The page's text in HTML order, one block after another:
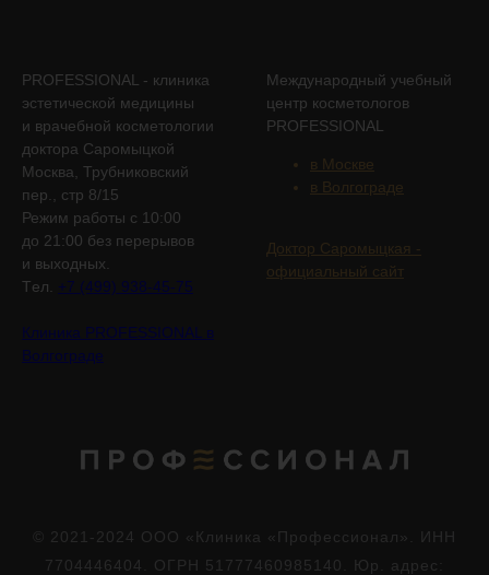
PROFESSIONAL - клиника
эстетической медицины
и врачебной косметологии
доктора Саромыцкой
Москва, Трубниковский
пер., стр 8/15
Режим работы с 10:00
до 21:00 без перерывов
и выходных.
Tел. +7 (499) 938-45-75
Клиника PROFESSIONAL в
Волгограде
Международный учебный
центр косметологов
PROFESSIONAL
в Москве
в Волгограде
Доктор Саромыцкая -
официальный сайт
© 2021-2024 ООО «Клиника «Профессионал». ИНН
7704446404. ОГРН 51777460985140. Юр. адрес: